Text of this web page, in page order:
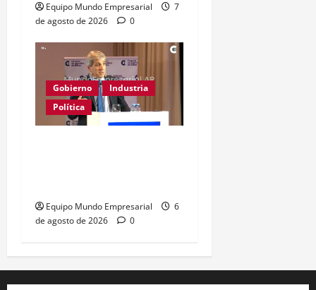
Equipo Mundo Empresarial
7
de agosto de 2026
0
Gobierno
Industria
Política
Equipo Mundo Empresarial
6
de agosto de 2026
0